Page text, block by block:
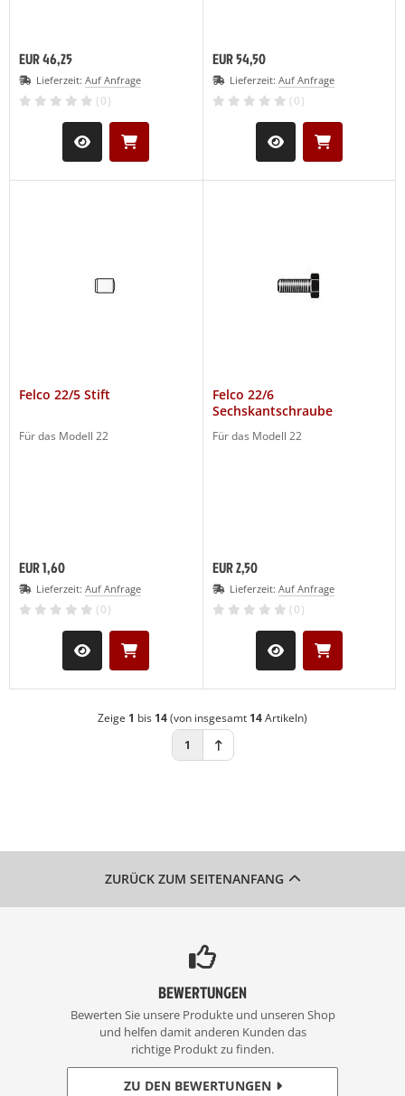
EUR 46,25
Lieferzeit: Auf Anfrage
(0)
EUR 54,50
Lieferzeit: Auf Anfrage
(0)
Felco 22/5 Stift
Für das Modell 22
EUR 1,60
Lieferzeit: Auf Anfrage
(0)
Felco 22/6
Sechskantschraube
Für das Modell 22
EUR 2,50
Lieferzeit: Auf Anfrage
(0)
Zeige 1 bis 14(von insgesamt 14Artikeln)
1
ZURÜCK ZUM SEITENANFANG
BEWERTUNGEN
Bewerten Sie unsere Produkte und unseren Shop
und helfen damit anderen Kunden das
richtige Produkt zu finden.
ZU DEN BEWERTUNGEN